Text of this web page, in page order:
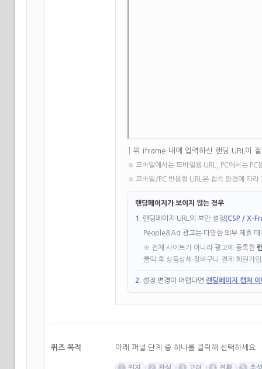
↑ 위 iframe 내에 입력하신 랜딩 URL이
※ 모바일에서는 모바일용 URL, PC에서는 PC
※ 모바일/PC 반응형 URL은 접속 환경에 따라
랜딩페이지가 보이지 않는 경우
1. 랜딩페이지 URL의 보안 설정(CSP / X-
People&Ad 광고는 다양한 외부 제휴
※ 전체 사이트가 아니라 광고에 등록한
클릭 후 상품상세·장바구니·결제·회원
2. 설정 변경이 어렵다면 랜딩페이지 캡처
퀴즈 목적 아래 퍼널 단계 중 하나를 클릭해 선택하세요.
1 2 3 4 5